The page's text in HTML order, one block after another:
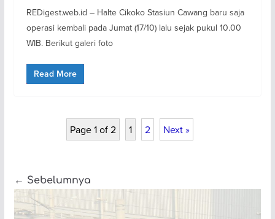
REDigest.web.id – Halte Cikoko Stasiun Cawang baru saja
operasi kembali pada Jumat (17/10) lalu sejak pukul 10.00
WIB. Berikut galeri foto
Read More
Page 1 of 2 1 2 Next »
← Sebelumnya